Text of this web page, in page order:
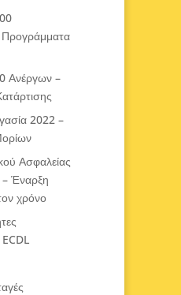
Ανέργων –
2022 –
Ασφαλείας
– Έναρξη
χρόνο